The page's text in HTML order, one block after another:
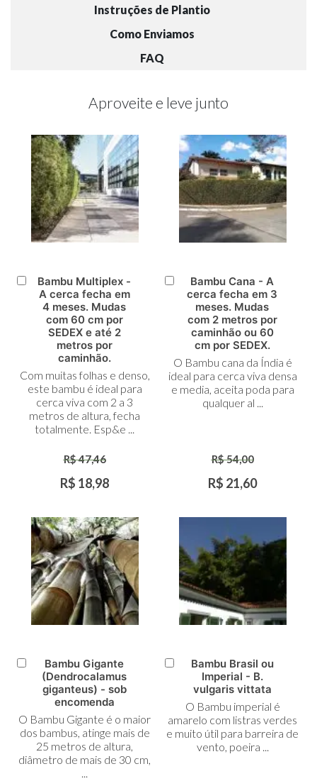
Instruções de Plantio
Como Enviamos
FAQ
Aproveite e leve junto
Adicionar
Carrinho
Bambu Multiplex -
A cerca fecha em
4 meses. Mudas
com 60 cm por
SEDEX e até 2
metros por
caminhão.
Com muitas folhas e denso,
este bambu é ideal para
cerca viva com 2 a 3
metros de altura, fecha
totalmente. Esp&e ...
R$ 47,46
R$ 18,98
Adicionar
Carrinho
Bambu Cana - A
cerca fecha em 3
meses. Mudas
com 2 metros por
caminhão ou 60
cm por SEDEX.
O Bambu cana da Índia é
ideal para cerca viva densa
e media, aceita poda para
qualquer al ...
R$ 54,00
R$ 21,60
Adicionar
Carrinho
Bambu Gigante
(Dendrocalamus
giganteus) - sob
encomenda
O Bambu Gigante é o maior
dos bambus, atinge mais de
25 metros de altura,
diâmetro de mais de 30 cm,
...
Adicionar
Bambu Brasil ou
Imperial - B.
vulgaris vittata
O Bambu imperial é
amarelo com listras verdes
e muito útil para barreira de
vento, poeira ...